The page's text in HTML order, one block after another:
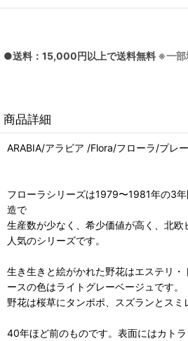
●送料：15,000円以上で送料無料 ※一部
商品詳細
ARABIA/アラビア /Flora/フローラ/プレ
フローラシリーズは1979〜1981年の3
造で
生産数が少なく、希少価値が高く、北欧
人気のシリーズです。
生き生きと絵がかれた野花はエステリ
ースの色はライトグレーベージュです。
野花は桜草にタンポポ、スズランとスミ
40年ほど前のものです。表面にはカト